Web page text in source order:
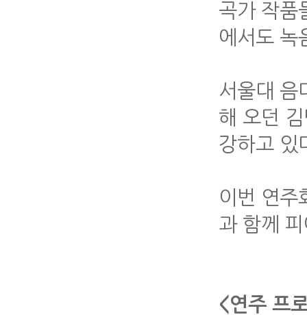
곡가 작품
에서도 녹
서울대 음
해 오던
강하고 있
이번 연주
과 함께
<연주 프